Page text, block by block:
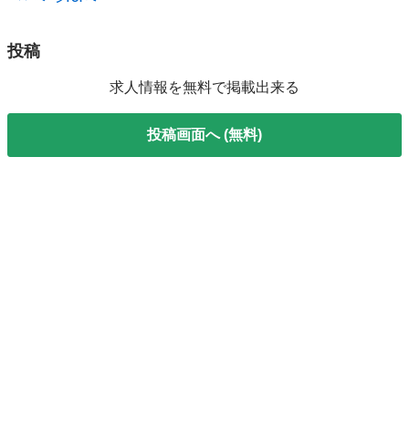
投稿
求人情報を無料で掲載出来る
投稿画面へ (無料)